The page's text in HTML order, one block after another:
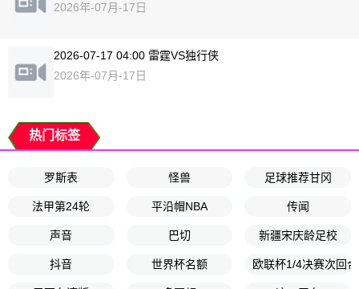
2026年-07月-17日
2026-07-17 04:00 雷霆VS独行侠
2026年-07月-17日
热门标签
罗斯表 怪兽 足球推荐甘冈
法甲第24轮 平沿帽NBA 传闻
声音 巴切 新疆宋庆龄足校
抖音 世界杯名额 欧联杯1/4决赛次回合